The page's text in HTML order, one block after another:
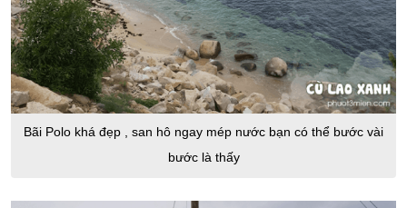
Bãi Polo khá đẹp , san hô ngay mép nước bạn có thể bước vài
bước là thấy